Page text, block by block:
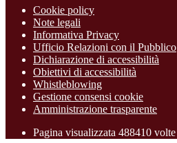
Cookie policy
Note legali
Informativa Privacy
Ufficio Relazioni con il Pubblico
Dichiarazione di accessibilità
Obiettivi di accessibilità
Whistleblowing
Gestione consensi cookie
Amministrazione trasparente
Pagina visualizzata 488410 volte